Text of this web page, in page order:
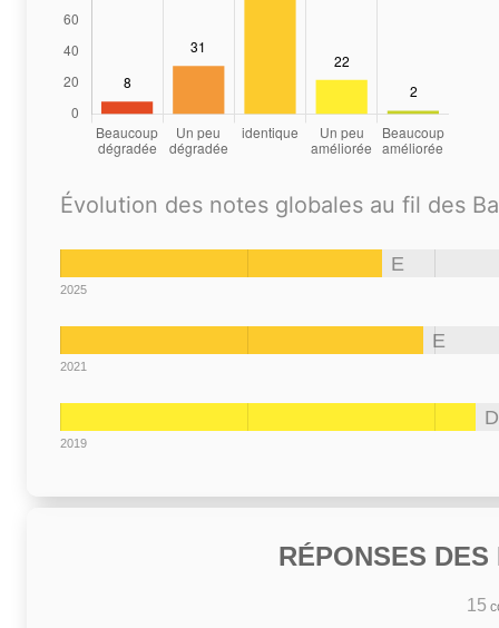
Évolution des notes globales au fil des
E
2025
E
2021
D
2019
RÉPONSES
15